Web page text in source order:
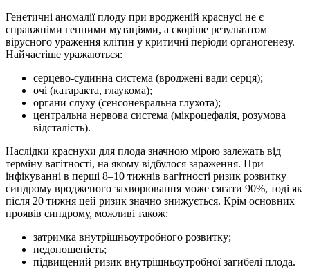
Генетичні аномалії плоду при вродженій краснусі не є
справжніми генними мутаціями, а скоріше результатом
вірусного ураження клітин у критичні періоди органогенезу.
Найчастіше уражаються:
серцево-судинна система (вроджені вади серця);
очі (катаракта, глаукома);
органи слуху (сенсоневральна глухота);
центральна нервова система (мікроцефалія, розумова
відсталість).
Наслідки краснухи для плода значною мірою залежать від
терміну вагітності, на якому відбулося зараження. При
інфікуванні в перші 8–10 тижнів вагітності ризик розвитку
синдрому вродженого захворювання може сягати 90%, тоді як
після 20 тижня цей ризик значно знижується. Крім основних
проявів синдрому, можливі також:
затримка внутрішньоутробного розвитку;
недоношеність;
підвищений ризик внутрішньоутробної загибелі плода.